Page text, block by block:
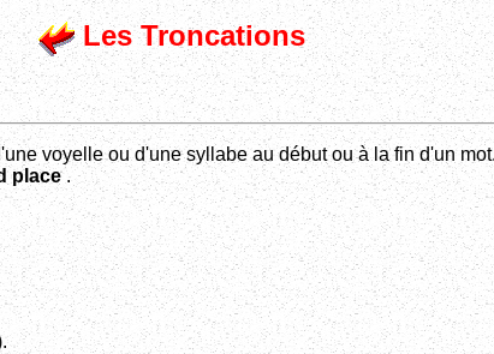
Les Troncations
voyelle ou d'une syllabe au début ou à la fin d'un mot.
place .